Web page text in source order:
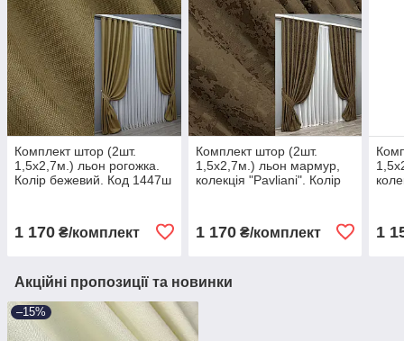
Комплект штор (2шт.
1,5х2,7м.) льон рогожка.
Колір бежевий. Код 1447ш
1 170 ₴/комплект
Комплект штор (2шт.
1,5х2,7м.) льон мармур,
колекція "Pavliani". Колір
1 170₴/комплект 1
Акційні пропозиції та новинки
–15%